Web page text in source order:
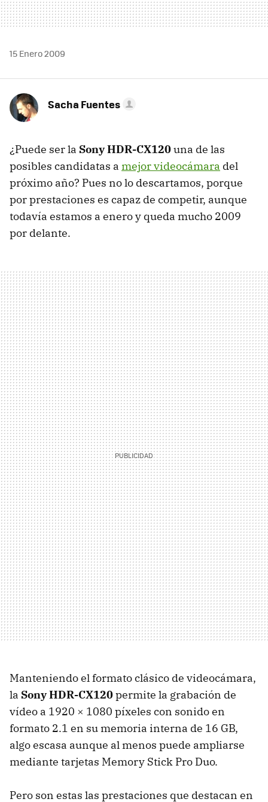
15 Enero 2009
Sacha Fuentes
¿Puede ser la Sony HDR-CX120una de las
posibles candidatas a mejor videocámara del
próximo año? Pues no lo descartamos, porque
por prestaciones es capaz de competir, aunque
todavía estamos a enero y queda mucho 2009
por delante.
Manteniendo el formato clásico de videocámara,
la Sony HDR-CX120permite la grabación de
vídeo a 1920 × 1080 píxeles con sonido en
formato 2.1 en su memoria interna de 16 GB,
algo escasa aunque al menos puede ampliarse
mediante tarjetas Memory Stick Pro Duo.
Pero son estas las prestaciones que destacan en